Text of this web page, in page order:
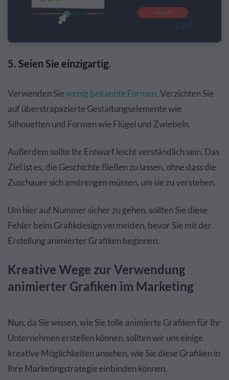
5. Seien Sie einzigartig.
Verwenden Siewenig bekannte Formen. Verzichten Sie
auf überstrapazierte Gestaltungselemente wie
Silhouetten und Formen wie Flügel und Zwiebeln.
Außerdem sollte Ihr Entwurf leicht verständlich sein. Das
Ziel ist es, die Geschichte fließen zu lassen, ohne dass die
Zuschauer sich anstrengen müssen, um sie zu verstehen.
Um hier auf Nummer sicher zu gehen, sollten Sie diese
Fehler beim Grafikdesign vermeiden, bevor Sie mit der
Erstellung animierter Grafiken beginnen.
Kreative Wege zur Verwendung
animierter Grafiken im Marketing
Nun, da Sie wissen, wie Sie tolle animierte Grafiken für Ihr
Unternehmen erstellen können, sollten wir uns einige
kreative Möglichkeiten ansehen, wie Sie diese Grafiken in
Ihre Marketingstrategie einbinden können.